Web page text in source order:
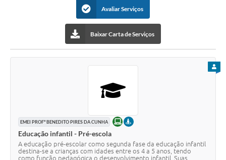
Audiências Públicas
Arquivos para Download
Avaliar Serviços
Baixar Carta de Serviços
EMEI PROFº BENEDITO PIRES DA CUNHA ONLINEPRESENCIAL
Educação infantil - Pré-escola
A educação pré-escolar como segunda fase da educação infantil
destina-se a crianças com idades entre os 4 a 5 anos, tendo
como função pedagógica o desenvolvimento infantil. Suas